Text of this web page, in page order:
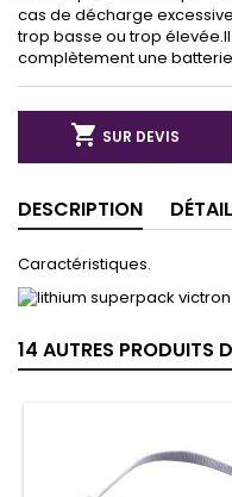
cas de décharge
trop basse ou trop
complètement une
 SUR DEVIS
DESCRIPTION
Caractéristiques.
14 AUTRES PRODUITS